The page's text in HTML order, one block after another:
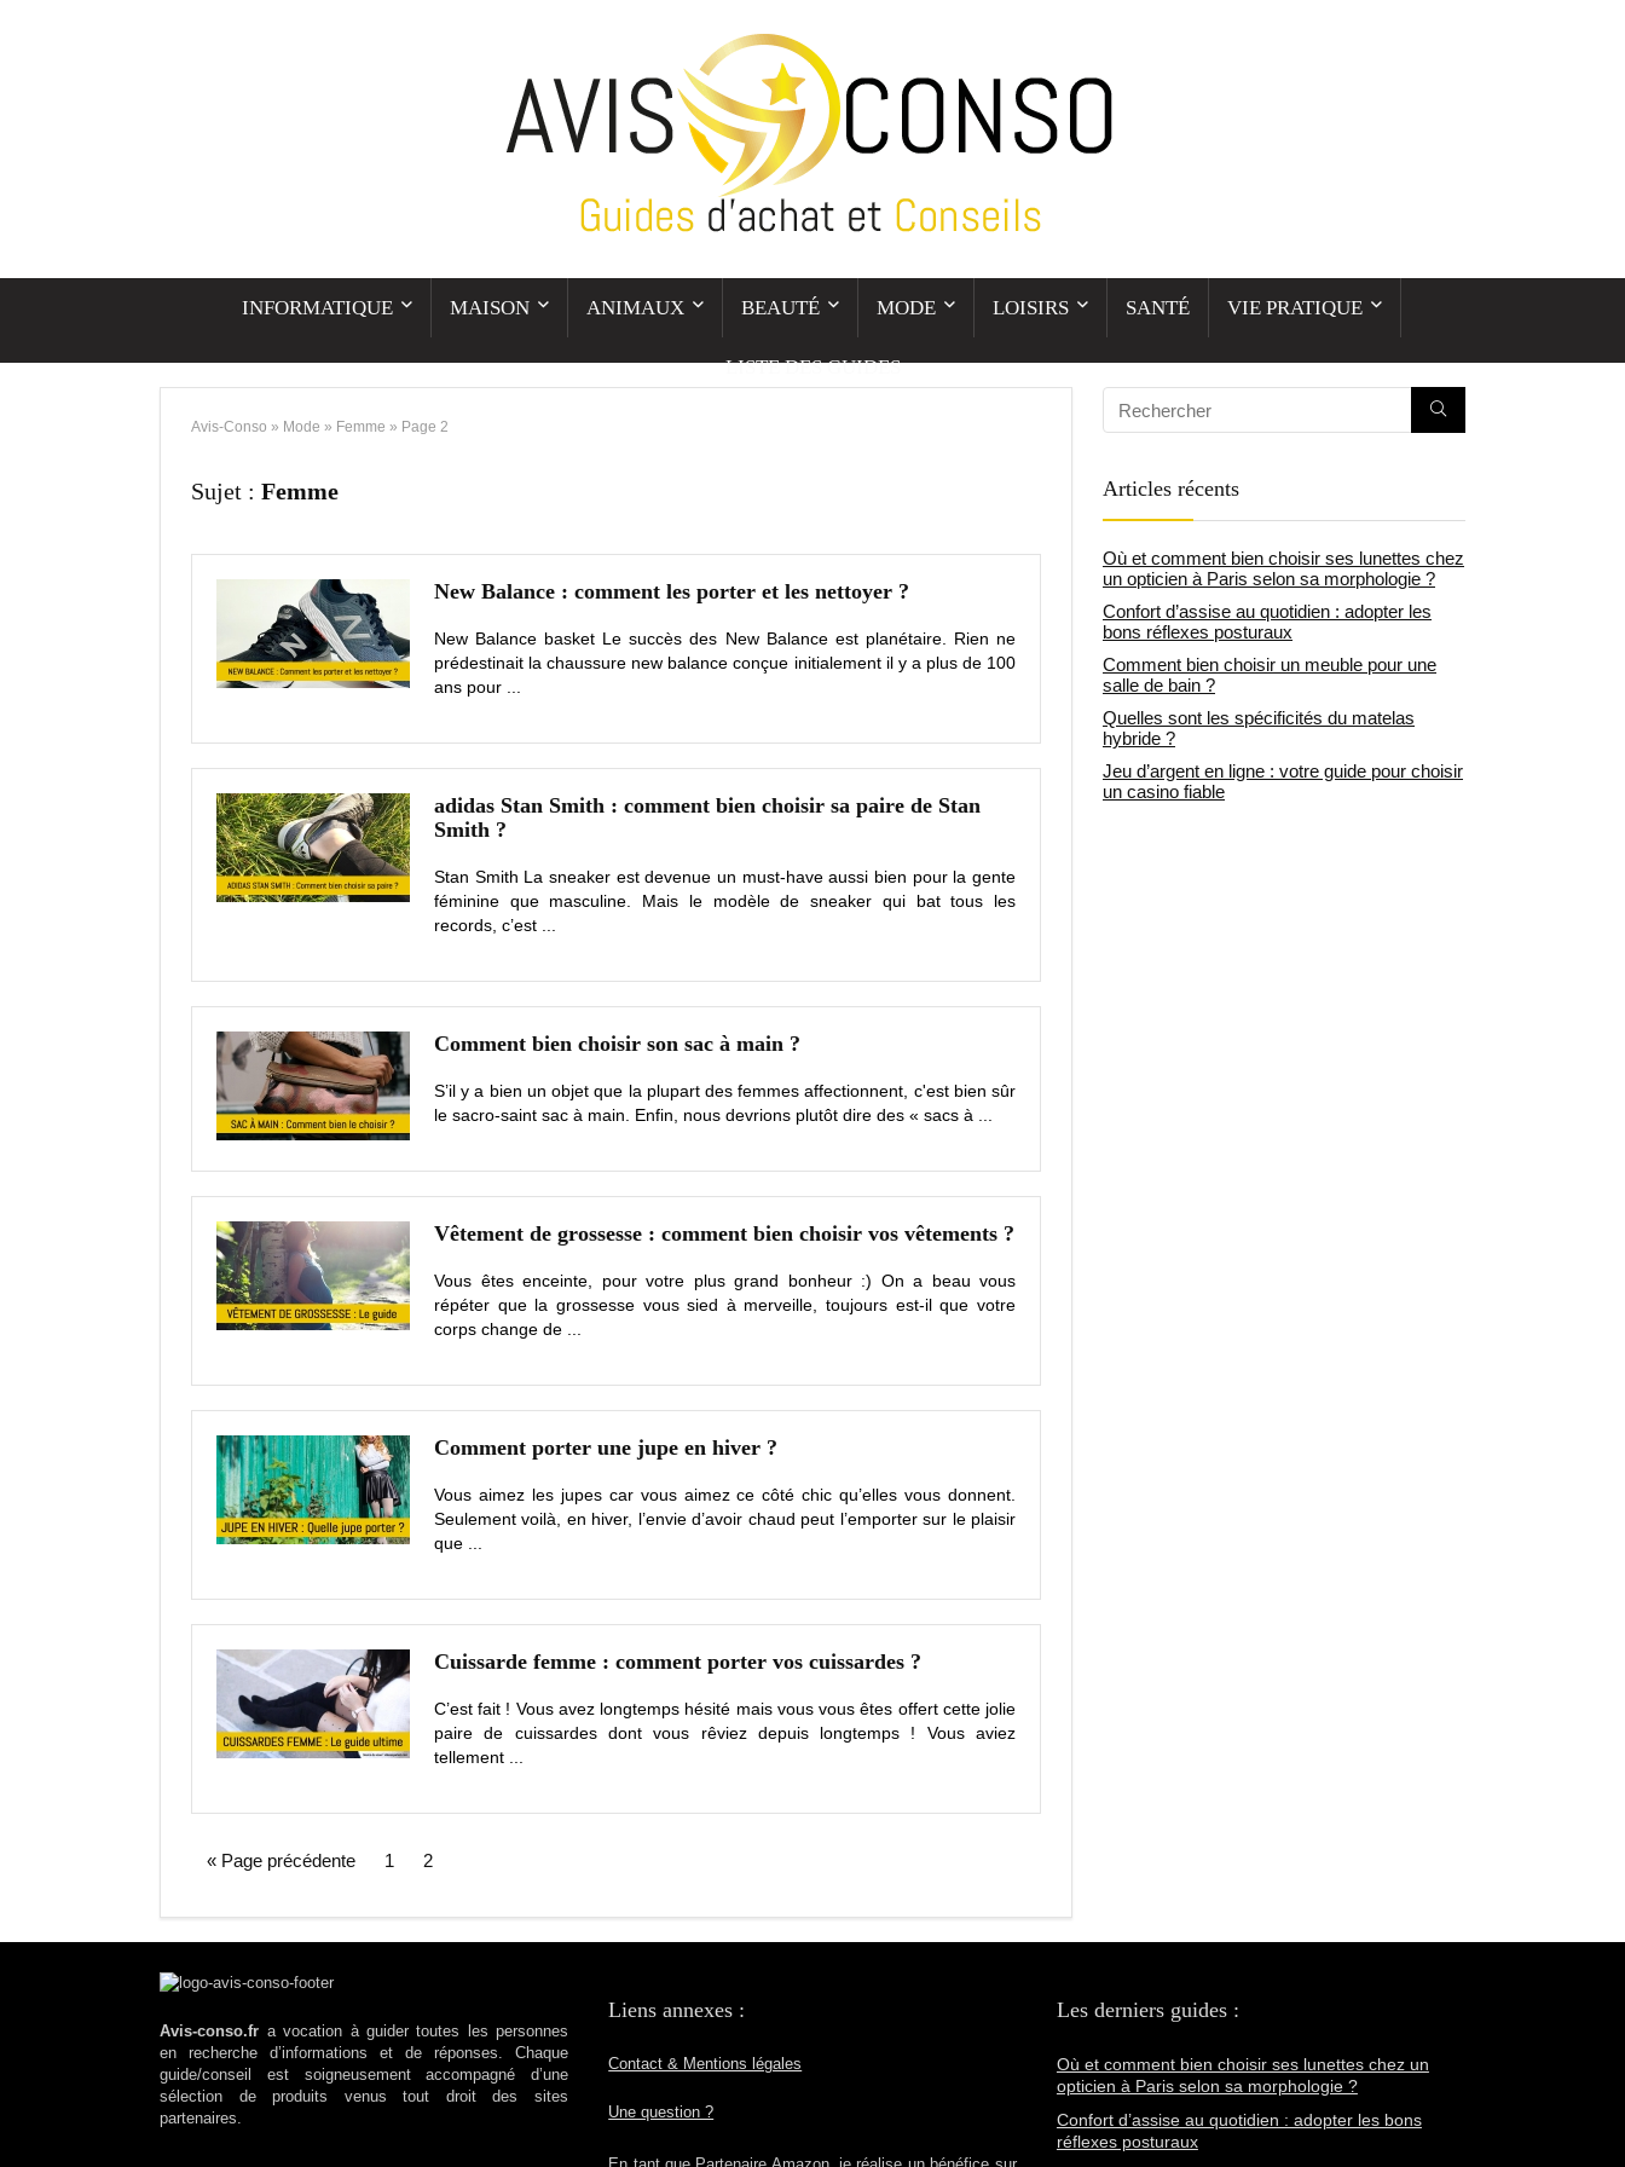
INFORMATIQUE MAISON ANIMAUX BEAUTÉ MODE LOISIRS SANTÉ VIE PRATIQUE
LISTE DES GUIDES
Avis-Conso » Mode » Femme » Page 2
Sujet : Femme
New Balance : comment les porter et les nettoyer ?
New Balance basket Le succès des New Balance est planétaire. Rien ne
prédestinait la chaussure new balance conçue initialement il y a plus de 100
ans pour ...
adidas Stan Smith : comment bien choisir sa paire de Stan
Smith ?
Stan Smith La sneaker est devenue un must-have aussi bien pour la gente
féminine que masculine. Mais le modèle de sneaker qui bat tous les
records, c’est ...
Comment bien choisir son sac à main ?
S’il y a bien un objet que la plupart des femmes affectionnent, c'est bien sûr
le sacro-saint sac à main. Enfin, nous devrions plutôt dire des « sacs à ...
Vêtement de grossesse : comment bien choisir vos vêtements ?
Vous êtes enceinte, pour votre plus grand bonheur :) On a beau vous
répéter que la grossesse vous sied à merveille, toujours est-il que votre
corps change de ...
Comment porter une jupe en hiver ?
Vous aimez les jupes car vous aimez ce côté chic qu’elles vous donnent.
Seulement voilà, en hiver, l’envie d’avoir chaud peut l’emporter sur le plaisir
que ...
Cuissarde femme : comment porter vos cuissardes ?
C’est fait ! Vous avez longtemps hésité mais vous vous êtes offert cette jolie
paire de cuissardes dont vous rêviez depuis longtemps ! Vous aviez
tellement ...
« Page précédente 1 2
Articles récents
Où et comment bien choisir ses lunettes chez
un opticien à Paris selon sa morphologie ?
Confort d’assise au quotidien : adopter les
bons réflexes posturaux
Comment bien choisir un meuble pour une
salle de bain ?
Quelles sont les spécificités du matelas
hybride ?
Jeu d’argent en ligne : votre guide pour choisir
un casino fiable
Avis-conso.fr a vocation à guider toutes les personnes
en recherche d’informations et de réponses. Chaque
guide/conseil est soigneusement accompagné d’une
sélection de produits venus tout droit des sites
partenaires.
Liens annexes :
Contact & Mentions légales
Une question ?
Les derniers guides :
Où et comment bien choisir ses lunettes chez un
opticien à Paris selon sa morphologie ?
Confort d’assise au quotidien : adopter les bons
réflexes posturaux